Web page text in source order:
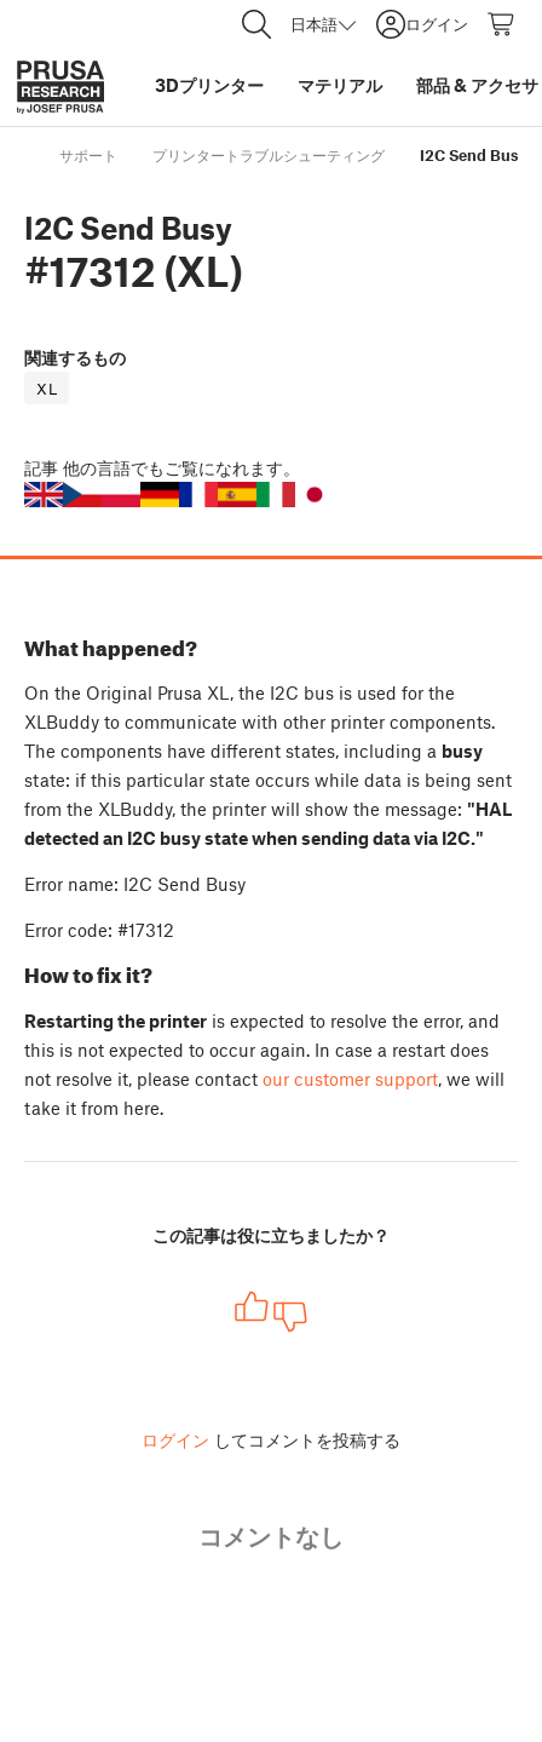
日本語 ログイン
3Dプリンター マテリアル 部品& アクセ
サポート プリンタートラブルシューティング I2C Send Busy
I2C Send Busy
#17312 (XL)
関連するもの
XL
記事 他の言語でもご覧になれます。
What happened?
On the Original Prusa XL, the I2C bus is used for the
XLBuddy to communicate with other printer components.
The components have different states, including a busy
state: if this particular state occurs while data is being sent
from the XLBuddy, the printer will show the message: "HAL
detected an I2C busy state when sending data via I2C."
Error name: I2C Send Busy
Error code: #17312
How to fix it?
Restarting the printer is expected to resolve the error, and
this is not expected to occur again. In case a restart does
not resolve it, please contact our customer support, we will
take it from here.
この記事は役に立ちましたか？
ログイン してコメントを投稿する
コメントなし